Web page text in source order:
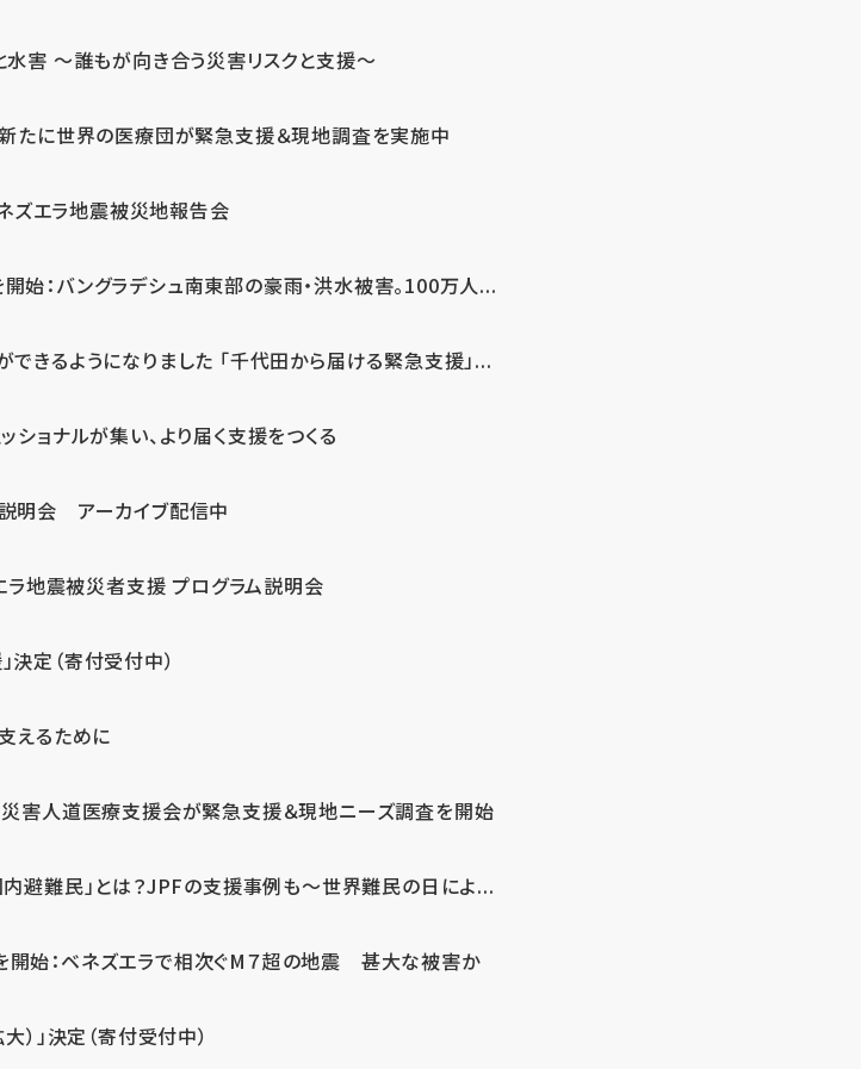
水害 ～誰もが向き合う災害リスクと支援～
新たに世界の医療団が緊急支援＆現地調査を実施中
ズエラ地震被災地報告会
始：バングラデシュ南東部の豪雨・洪水被害。100万人...
できるようになりました 「千代田から届ける緊急支援」...
ショナルが集い、より届く支援をつくる
明会 アーカイブ配信中
ラ地震被災者支援 プログラム説明会
決定（寄付受付中）
えるために
害人道医療支援会が緊急支援＆現地ニーズ調査を開始
内避難民」とは？JPFの支援事例も～世界難民の日によ...
開始：ベネズエラで相次ぐM７超の地震 甚大な被害か
）」決定（寄付受付中）